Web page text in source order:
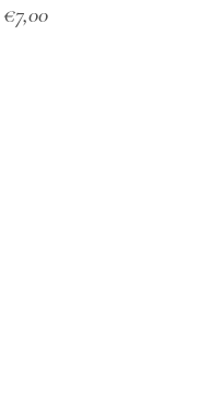
€7,00